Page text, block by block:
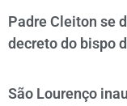
Padre Cleiton se
decreto do bispo
São Lourenço